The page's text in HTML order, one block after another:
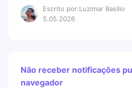
Escrito por:Luzimar Basilio
5.05.2026
Não receber notificações
navegador